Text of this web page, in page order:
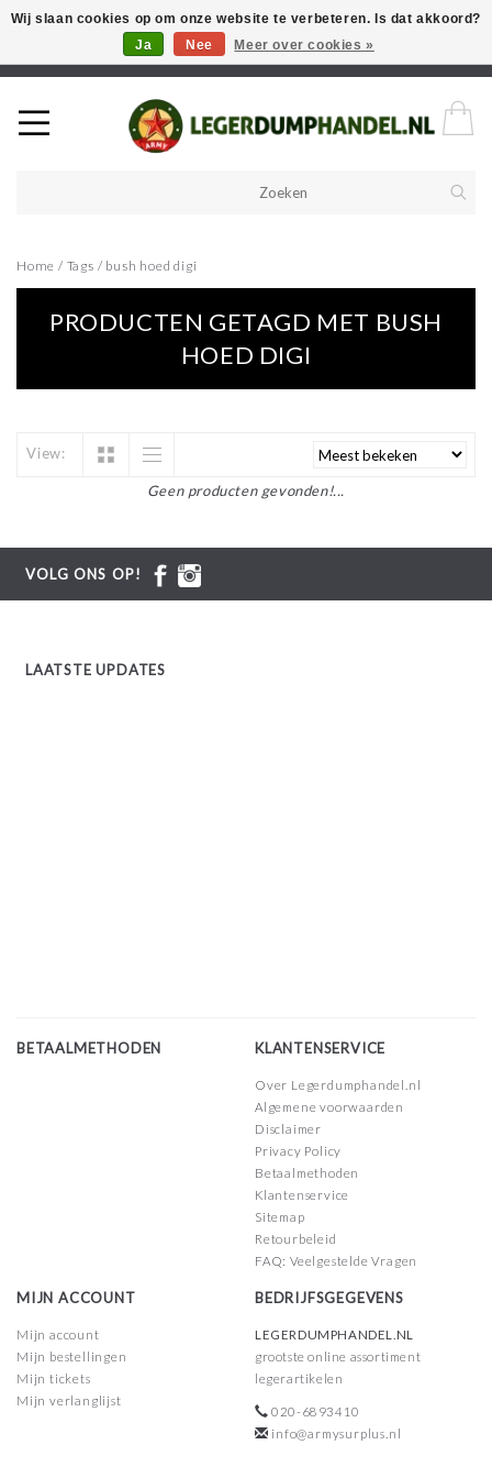
Welkom in onze webshop! Als u een product zoekt en deze niet kan
vinden in de webwinkel, neem vooral contact op!
Home / Tags / bush hoed digi
PRODUCTEN GETAGD MET BUSH
HOED DIGI
View:
Geen producten gevonden!...
VOLG ONS OP!
LAATSTE UPDATES
BETAALMETHODEN KLANTENSERVICE
Over Legerdumphandel.nl
Algemene voorwaarden
Disclaimer
Privacy Policy
Betaalmethoden
Klantenservice
Sitemap
Retourbeleid
FAQ: Veelgestelde Vragen
MIJN ACCOUNT
Mijn account
Mijn bestellingen
Mijn tickets
Mijn verlanglijst
BEDRIJFSGEGEVENS
LEGERDUMPHANDEL.NL
grootste online assortiment
legerartikelen
020-6893410
info@armysurplus.nl
Wij slaan cookies op om onze website te verbeteren. Is dat akkoord?
Ja
Nee Meer over cookies »